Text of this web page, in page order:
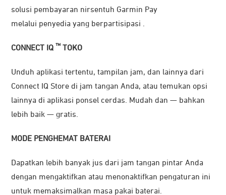
solusi pembayaran nirsentuh Garmin Pay
melalui penyedia yang berpartisipasi .
CONNECT IQ ™ TOKO
Unduh aplikasi tertentu, tampilan jam, dan lainnya dari
Connect IQ Store di jam tangan Anda, atau temukan opsi
lainnya di aplikasi ponsel cerdas. Mudah dan — bahkan
lebih baik — gratis.
MODE PENGHEMAT BATERAI
Dapatkan lebih banyak jus dari jam tangan pintar Anda
dengan mengaktifkan atau menonaktifkan pengaturan ini
untuk memaksimalkan masa pakai baterai.